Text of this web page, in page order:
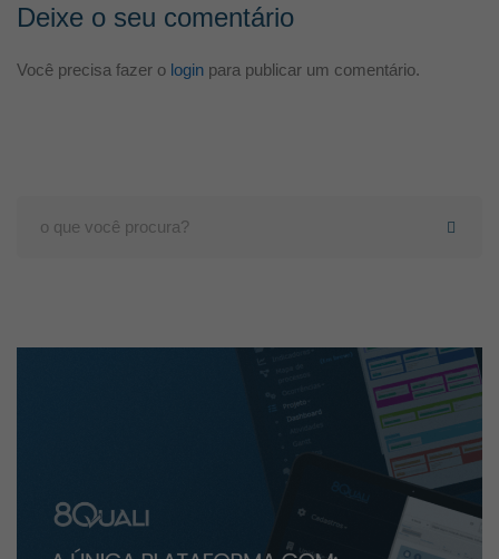
Deixe o seu comentário
Você precisa fazer o login para publicar um comentário.